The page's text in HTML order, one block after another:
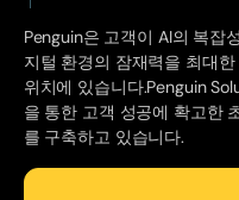
Penguin은 고객이 AI의 복잡
지털 환경의 잠재력을 최대
위치에 있습니다.Penguin
을 통한 고객 성공에 확고한
를 구축하고 있습니다.
전체 스토리 읽기